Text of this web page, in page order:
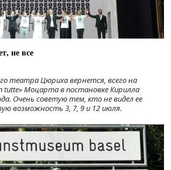
не все
театра Цюриха вернется, всего на
tutte» Моцарта в постановке Кирилла
Очень советую тем, кто не видел ее
возможность 3, 7, 9 и 12 июля.